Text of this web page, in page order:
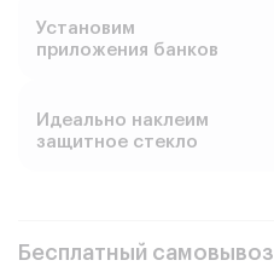
Установим
приложения банков
Идеально наклеим
защитное стекло
Бесплатный самовывоз